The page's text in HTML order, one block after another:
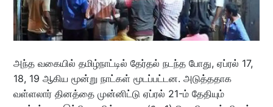
அந்த வகையில் தமிழ்நாட்டில் தேர்தல் நடந்த போது, ஏப்ரல் 17,
18, 19 ஆகிய மூன்று நாட்கள் மூடப்பட்டன. அடுத்ததாக
வள்ளலார் தினத்தை முன்னிட்டு ஏப்ரல் 21-ம் தேதியும்